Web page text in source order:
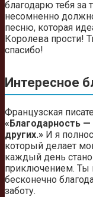
благодарю тебя
несомненно
песню, которая
Королева прости!
спасибо!
Интересное
Французская
«Благодарность
других.» И я
который делает
каждый день
приключением. Ты
бесконечно
заботу.